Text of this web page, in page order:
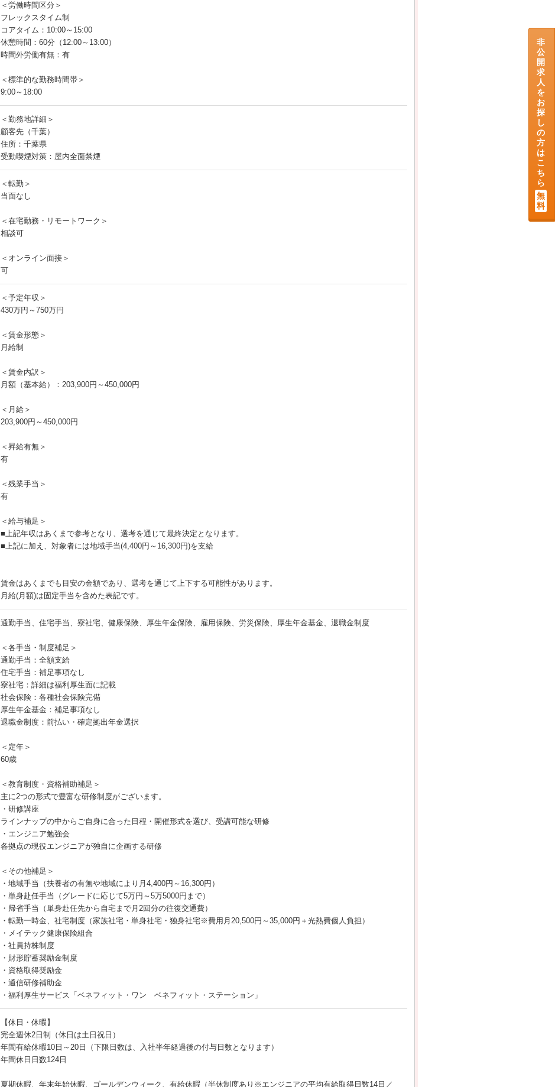
＜労働時間区分＞
フレックスタイム制
コアタイム：10:00～15:00
休憩時間：60分（12:00～13:00）
時間外労働有無：有
＜標準的な勤務時間帯＞
9:00～18:00
＜勤務地詳細＞
顧客先（千葉）
住所：千葉県
受動喫煙対策：屋内全面禁煙
＜転勤＞
当面なし
＜在宅勤務・リモートワーク＞
相談可
＜オンライン面接＞
可
＜予定年収＞
430万円～750万円
＜賃金形態＞
月給制
＜賃金内訳＞
月額（基本給）：203,900円～450,000円
＜月給＞
203,900円～450,000円
＜昇給有無＞
有
＜残業手当＞
有
＜給与補足＞
■上記年収はあくまで参考となり、選考を通じて最終決定となります。
■上記に加え、対象者には地域手当(4,400円～16,300円)を支給
賃金はあくまでも目安の金額であり、選考を通じて上下する可能性があります。
月給(月額)は固定手当を含めた表記です。
通勤手当、住宅手当、寮社宅、健康保険、厚生年金保険、雇用保険、労災保険、厚生年金基金、退職金制度
＜各手当・制度補足＞
通勤手当：全額支給
住宅手当：補足事項なし
寮社宅：詳細は福利厚生面に記載
社会保険：各種社会保険完備
厚生年金基金：補足事項なし
退職金制度：前払い・確定拠出年金選択
＜定年＞
60歳
＜教育制度・資格補助補足＞
主に2つの形式で豊富な研修制度がございます。
・研修講座
ラインナップの中からご自身に合った日程・開催形式を選び、受講可能な研修
・エンジニア勉強会
各拠点の現役エンジニアが独自に企画する研修
＜その他補足＞
・地域手当（扶養者の有無や地域により月4,400円～16,300円）
・単身赴任手当（グレードに応じて5万円～5万5000円まで）
・帰省手当（単身赴任先から自宅まで月2回分の往復交通費）
・転勤一時金、社宅制度（家族社宅・単身社宅・独身社宅※費用月20,500円～35,000円＋光熱費個人負担）
・メイテック健康保険組合
・社員持株制度
・財形貯蓄奨励金制度
・資格取得奨励金
・通信研修補助金
・福利厚生サービス「ベネフィット・ワン ベネフィット・ステーション」
【休日・休暇】
完全週休2日制（休日は土日祝日）
年間有給休暇10日～20日（下限日数は、入社半年経過後の付与日数となります）
年間休日日数124日
夏期休暇、年末年始休暇、ゴールデンウィーク、有給休暇（半休制度あり※エンジニアの平均有給取得日数14日／
非
公
開
求
人
を
お
探
し
の
方
は
こ
ち
ら
無
料